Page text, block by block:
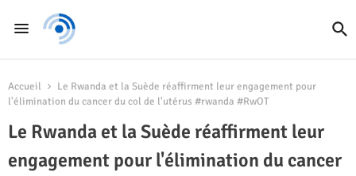
Accueil
Le Rwanda et la Suède réaffirment leur engagement pour
l'élimination du cancer du col de l'utérus #rwanda #RwOT
Le Rwanda et la Suède réaffirment leur
engagement pour l'élimination du cancer